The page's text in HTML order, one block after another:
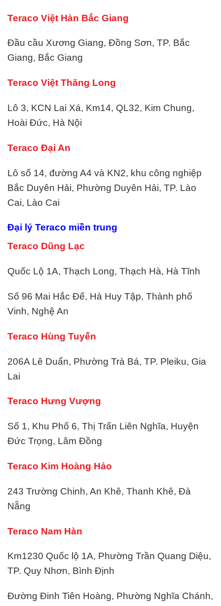
Teraco Việt Hàn Bắc Giang
Đầu cầu Xương Giang, Đồng Sơn, TP. Bắc
Giang, Bắc Giang
Teraco Việt Thăng Long
Lô 3, KCN Lai Xá, Km14, QL32, Kim Chung,
Hoài Đức, Hà Nội
Teraco Đại An
Lô số 14, đường A4 và KN2, khu công nghiệp
Bắc Duyên Hải, Phường Duyên Hải, TP. Lào
Cai, Lào Cai
Đại lý Teraco miền trung
Teraco Dũng Lạc
Quốc Lộ 1A, Thạch Long, Thạch Hà, Hà Tĩnh
Số 96 Mai Hắc Đế, Hà Huy Tập, Thành phố
Vinh, Nghệ An
Teraco Hùng Tuyến
206A Lê Duẩn, Phường Trà Bá, TP. Pleiku, Gia
Lai
Teraco Hưng Vượng
Số 1, Khu Phố 6, Thị Trấn Liên Nghĩa, Huyện
Đức Trọng, Lâm Đồng
Teraco Kim Hoàng Hảo
243 Trường Chinh, An Khê, Thanh Khê, Đà
Nẵng
Teraco Nam Hàn
Km1230 Quốc lộ 1A, Phường Trần Quang Diệu,
TP. Quy Nhơn, Bình Định
Đường Đinh Tiên Hoàng, Phường Nghĩa Chánh,